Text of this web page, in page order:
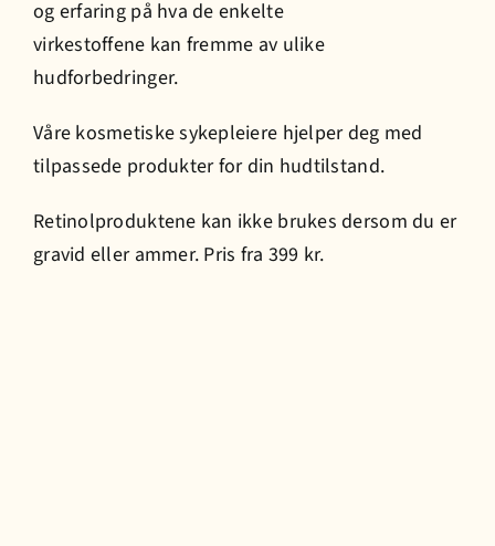
Helseattester
Om oss
Jobb hos oss
og erfaring på hva de enkelte
virkestoffene kan fremme av ulike
hudforbedringer.
Våre kosmetiske sykepleiere hjelper deg med
tilpassede produkter for din hudtilstand.
Retinolproduktene kan ikke brukes dersom du er
gravid eller ammer. Pris fra 399 kr.